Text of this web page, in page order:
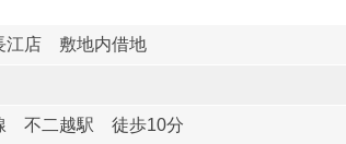
江店 敷地内借地
不二越駅 徒歩10分